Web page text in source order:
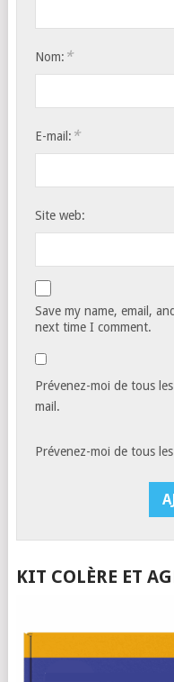
Nom: *
E-mail: *
Site web:
Save my name, email,
next time I comment.
Prévenez-moi de tous
mail.
Prévenez-moi de tous
KIT COLÈRE ET